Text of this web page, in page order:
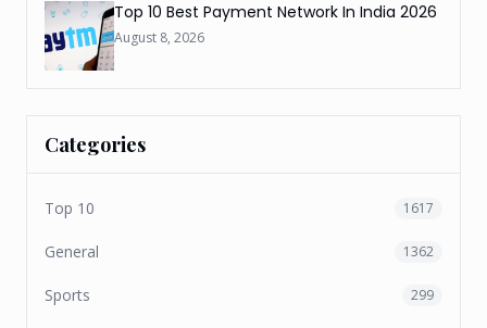
Top 10 Best Payment Network In India 2026
August 8, 2026
Categories
Top 10 1617
General 1362
Sports 299